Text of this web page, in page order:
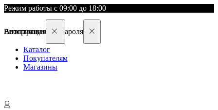
Режим работы с 09:00 до 18:00
Каталог
Покупателям
Магазины
Восстановление пароля
Авторизация
Регистрация